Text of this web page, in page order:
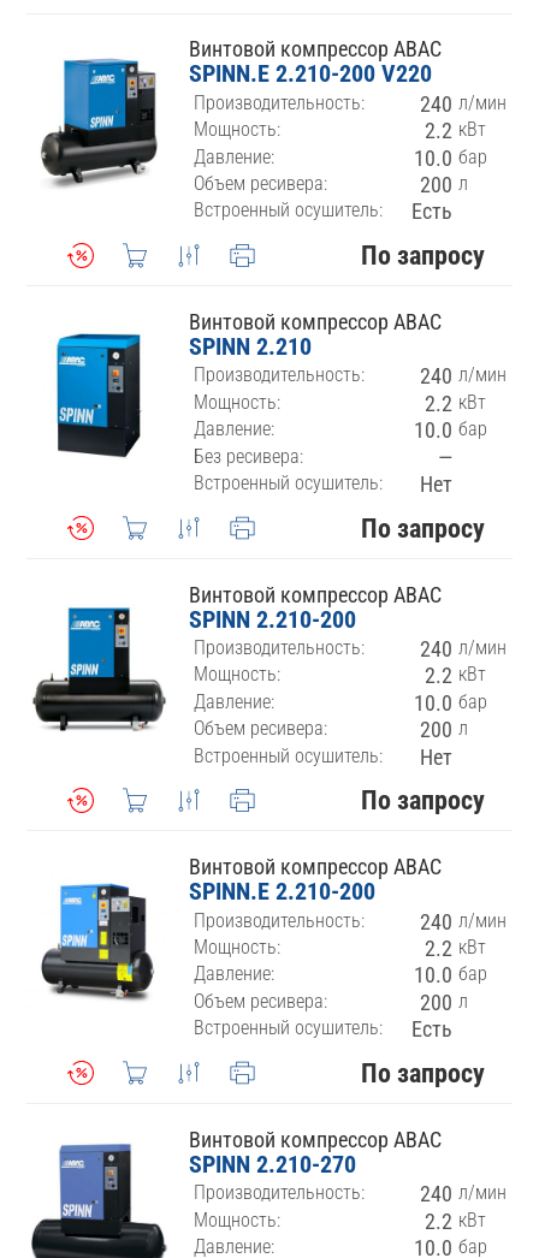
Винтовой компрессор ABAC
SPINN.E 2.210-200 V220
Производительность: 240 л/мин
Мощность:
2.2 кВт
Давление:
10.0 бар
Объем ресивера:
200 л
Встроенный осушитель:
Есть
По запросу
Винтовой компрессор ABAC
SPINN 2.210
Производительность: 240 л/мин
Мощность:
2.2 кВт
Давление:
10.0 бар
Без ресивера:
—
Встроенный осушитель: Нет
По запросу
Винтовой компрессор ABAC
SPINN 2.210-200
Производительность: 240 л/мин
Мощность:
2.2 кВт
Давление:
10.0 бар
Объем ресивера:
200 л
Встроенный осушитель:
Нет
По запросу
Винтовой компрессор ABAC
SPINN.E 2.210-200
Производительность: 240 л/мин
Мощность:
2.2 кВт
Давление:
10.0 бар
Объем ресивера:
200 л
Встроенный осушитель:
Есть
По запросу
Винтовой компрессор ABAC
SPINN 2.210-270
Производительность: 240 л/мин
Мощность:
2.2 кВт
Давление:
10.0 бар